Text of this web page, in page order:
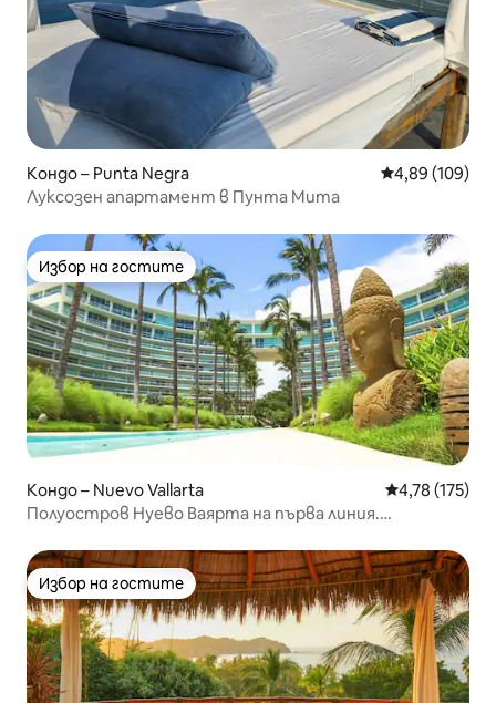
Кондо – Punta Negra Средна
4,89 (109)
Луксозен апартамент в Пунта Мита
Избор на гостите
Избор на гостите
Кондо – Nuevo Vallarta Средна
4,78 (175)
Полуостров Нуево Ваярта на първа линия.
Избор на гостите
Избор на гостите